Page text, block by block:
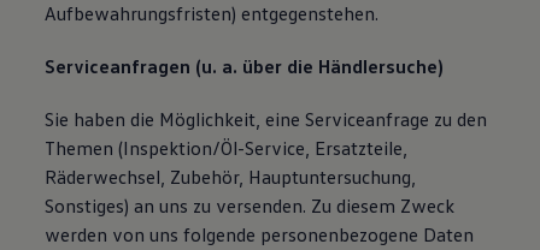
Aufbewahrungsfristen) entgegenstehen.
Serviceanfragen (u. a. über die Händlersuche)
Sie haben die Möglichkeit, eine Serviceanfrage zu den
Themen (Inspektion/Öl-Service, Ersatzteile,
Räderwechsel, Zubehör, Hauptuntersuchung,
Sonstiges) an uns zu versenden. Zu diesem Zweck
werden von uns folgende personenbezogene Daten